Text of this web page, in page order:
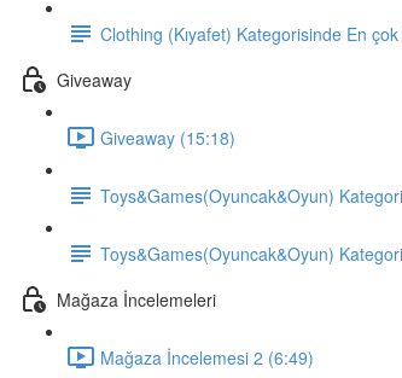
Clothing (Kıyafet) Kategorisinde En
Giveaway
Giveaway (15:18)
Toys&Games(Oyuncak&Oyun)
Toys&Games(Oyuncak&Oyun)
Mağaza İncelemeleri
Mağaza İncelemesi 2 (6:49)